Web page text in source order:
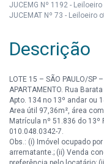
JUCEMG Nº 1192 -
JUCEMAT Nº 73 - Leiloeiro
Descrição
LOTE 15 – SÃO PAULO/
APARTAMENTO. Rua
Apto. 134 no 13º andar ou
Area útil 97,36m², área
Matrícula nº 51.836 do 13º
010.048.0342-7.
Obs.: (i) Imóvel ocupado
arrematante.; (ii) Venda